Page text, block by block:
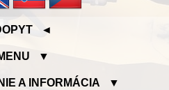
◄
▼
A INFORMÁCIA ▼